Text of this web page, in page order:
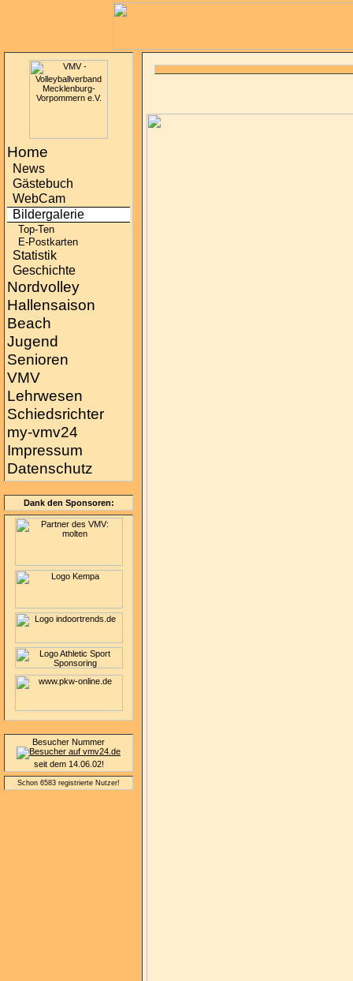
Home
News
Gästebuch
WebCam
Bildergalerie
Top-Ten
E-Postkarten
Statistik
Geschichte
Nordvolley
Hallensaison
Beach
Jugend
Senioren
VMV
Lehrwesen
Schiedsrichter
my-vmv24
Impressum
Datenschutz
Dank den Sponsoren:
Besucher Nummer
seit dem 14.06.02!
Schon 6583 registrierte Nutzer!